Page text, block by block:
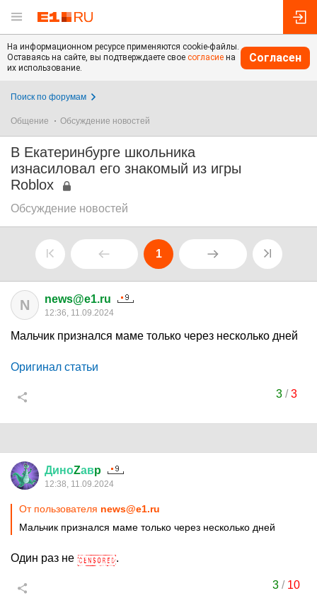
На информационном ресурсе применяются cookie-файлы.
Оставаясь на сайте, вы подтверждаете свое согласие на
их использование.
Согласен
Поиск по форумам
Общение Обсуждение новостей
В Екатеринбурге школьника
изнасиловал его знакомый из игры
Roblox
Обсуждение новостей
1
N news@e1.ru
12:36, 11.09.2024
Мальчик признался маме только через несколько дней
Оригинал статьи
3/3
ДиноZавp
12:38, 11.09.2024
От пользователя news@e1.ru
Мальчик признался маме только через несколько дней
Один раз не .
3 / 10